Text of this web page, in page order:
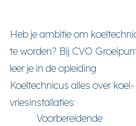
Heb je ambitie om
te worden? Bij CVO
leer je in de opleiding
Koeltechnicus alles over koel-
vriesinstallaties:
Voorbereidende